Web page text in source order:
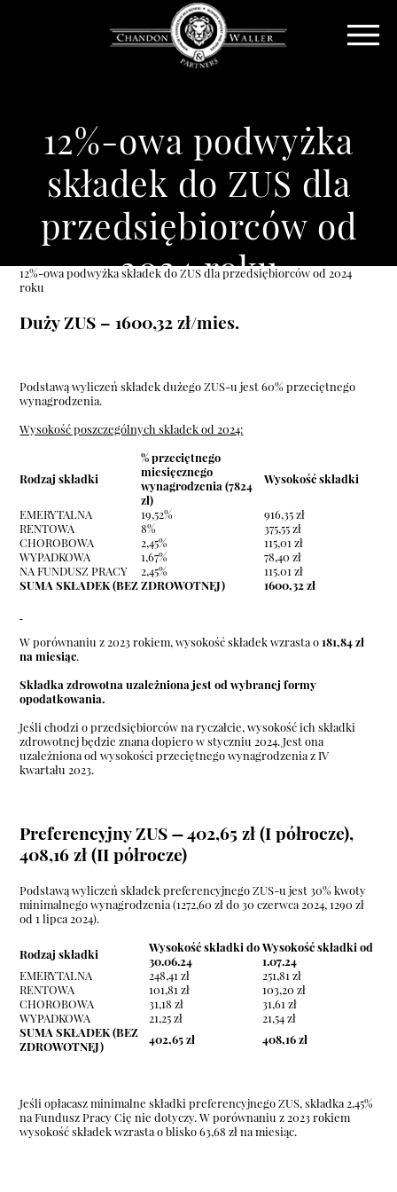
12%-owa podwyżka
składek do ZUS dla
przedsiębiorców od
2024 roku
12%-owa podwyżka składek do ZUS dla przedsiębiorców od 2024
roku
Duży ZUS – 1600,32 zł/mies.
Podstawą wyliczeń składek dużego ZUS-u jest 60% przeciętnego
wynagrodzenia.
Wysokość poszczególnych składek od 2024:
Rodzaj składki
% przeciętnego
miesięcznego
wynagrodzenia (7824
zł)
Wysokość składki
EMERYTALNA 19,52%
916,35 zł
RENTOWA
8%
375,55 zł
CHOROBOWA
2,45%
115,01 zł
WYPADKOWA
1,67%
78,40 zł
NA FUNDUSZ PRACY
2,45%
115.01 zł
SUMA SKŁADEK (BEZ ZDROWOTNEJ)
1600,32 zł
W porównaniu z 2023 rokiem, wysokość składek wzrasta o181,84 zł
na miesiąc.
Składka zdrowotna uzależniona jest od wybranej formy
opodatkowania.
Jeśli chodzi o przedsiębiorców na ryczałcie, wysokość ich składki
zdrowotnej będzie znana dopiero w styczniu 2024. Jest ona
uzależniona od wysokości przeciętnego wynagrodzenia z IV
kwartału 2023.
Preferencyjny ZUS–402,65 zł (I półrocze),
408,16 zł (II półrocze)
Podstawą wyliczeń składek preferencyjnego ZUS-u jest 30% kwoty
minimalnego wynagrodzenia (1272,60 zł do 30 czerwca 2024, 1290 zł
od 1 lipca 2024).
Rodzaj składki
Wysokość składki do
30.06.24
Wysokość składki od
1.07.24
EMERYTALNA
248,41 zł
251,81 zł
RENTOWA
101,81 zł
103,20 zł
CHOROBOWA
31,18 zł
31,61 zł
WYPADKOWA
21,25 zł
21,54 zł
SUMA SKŁADEK (BEZ
ZDROWOTNEJ)
402,65 zł 408,16 zł
Jeśli opłacasz minimalne składki preferencyjnego ZUS, składka 2,45%
na Fundusz Pracy Cię nie dotyczy. W porównaniu z 2023 rokiem
wysokość składek wzrasta o blisko 63,68 zł na miesiąc.